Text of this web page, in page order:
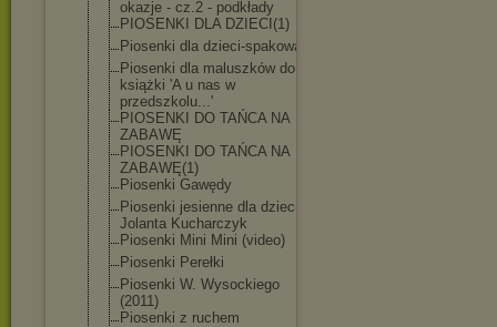
okazje - cz.2 - podkłady
PIOSENKI DLA DZIECI(1)
Piosenki dla dzieci-spakowa
Piosenki dla maluszków do
książki 'A u nas w
przedszkolu...'
PIOSENKI DO TAŃCA NA
ZABAWĘ
PIOSENKI DO TAŃCA NA
ZABAWĘ(1)
Piosenki Gawędy
Piosenki jesienne dla dzieci -
Jolanta Kucharczyk
Piosenki Mini Mini (video)
Piosenki Perełki
Piosenki W. Wysockiego
(2011)
Piosenki z ruchem